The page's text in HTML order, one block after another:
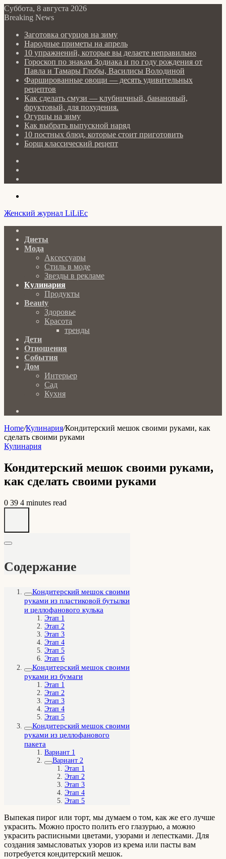
Суббота, 8 августа 2026
Breaking News
Заготовка огурцов на зиму
Народные приметы на апрель
10 упражнений, которые вы делаете неправильно
Гороскоп по знакам Зодиака и по году рождения от
Павла и Тамары Глобы, Василисы Володиной
Фаршированные овощи — десять удивительных
рецептов
Как сделать cмузи — клубничный, банановый,
фруктовый, для похудения.
Огурцы на зиму
Как выбрать выпускной наряд
10 постных блюд, которые стоит приготовить
Борщ классический рецепт
Женский журнал LiLiEc
Диеты
Мода
Аксессуары
Стиль в моде
Звезды в рекламе
Кулинария
Продукты
Beauty
Здоровье
Красота
тренды
Дети
Отношения
События
Дом
Интерьер
Сад
Кухня
Home/Кулинария/Кондитерский мешок своими руками, как
сделать своими руками
Кулинария
Кондитерский мешок своими руками,
как сделать своими руками
0 39 4 minutes read
Содержание
Кондитерский мешок своими
руками из пластиковой бутылки
и целлофанового кулька
Этап 1
Этап 2
Этап 3
Этап 4
Этап 5
Этап 6
Кондитерский мешок своими
руками из бумаги
Этап 1
Этап 2
Этап 3
Этап 4
Этап 5
Кондитерский мешок своими
руками из целлофанового
пакета
Вариант 1
Вариант 2
Этап 1
Этап 2
Этап 3
Этап 4
Этап 5
Выпекая пирог или торт, мы думаем о том, как же его лучше
украсить. Можно просто полить его глазурью, а можно
украсить расписными цветами, узорами и лепестками. Для
создания замысловатых узоров из крема или пасты вам
потребуется кондитерский мешок.